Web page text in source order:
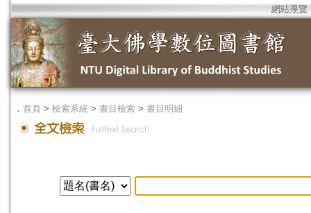
網站導覽
． 首頁 > 檢索系統 > 書目檢索 > 書目明細